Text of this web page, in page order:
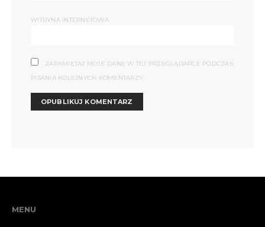
WITRYNA INTERNETOWA
ZAPAMIĘTAJ MOJE DANE W TEJ PRZEGLĄDARCE PODCZAS
PISANIA KOLEJNYCH KOMENTARZY.
MENU